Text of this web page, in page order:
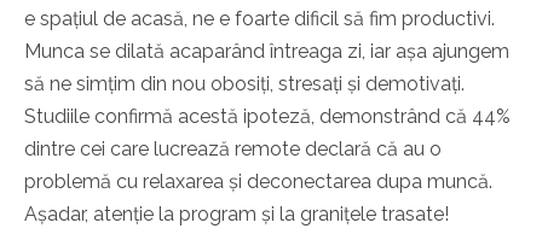
e spațiul de acasă, ne e foarte dificil să fim productivi.
Munca se dilată acaparând întreaga zi, iar așa ajungem
să ne simțim din nou obosiți, stresați și demotivați.
Studiile confirmă acestă ipoteză, demonstrând că 44%
dintre cei care lucrează remote declară că au o
problemă cu relaxarea și deconectarea dupa muncă.
Așadar, atenție la program și la granițele trasate!